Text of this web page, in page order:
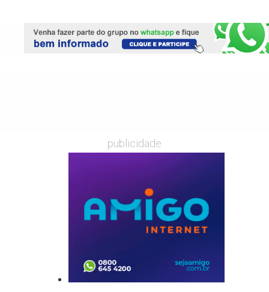
publicidade